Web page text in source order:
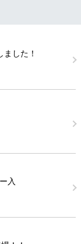
した！
入